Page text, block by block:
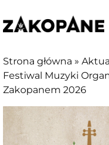
treści
menu
deklaracji
dostępności
kontaktu
Strona główna »
Festiwal Muzyki
Zakopanem 2026